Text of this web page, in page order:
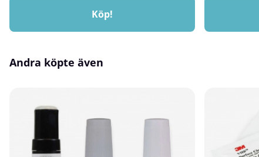
Köp!
Andra köpte även